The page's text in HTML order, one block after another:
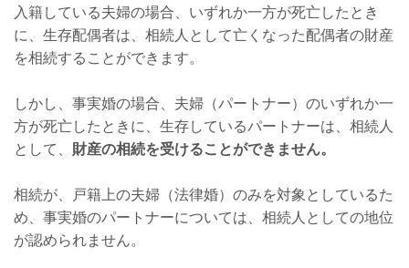
入籍している夫婦の場合、いずれか一方が死亡したとき
に、生存配偶者は、相続人として亡くなった配偶者の財産
を相続することができます。
しかし、事実婚の場合、夫婦（パートナー）のいずれか一
方が死亡したときに、生存しているパートナーは、相続人
として、 財産の相続を受けることができません。
相続が、戸籍上の夫婦（法律婚）のみを対象としているた
め、事実婚のパートナーについては、相続人としての地位
が認められません。